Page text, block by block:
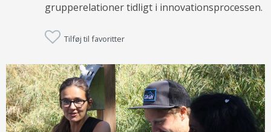
grupperelationer tidligt i innovationsprocessen.
Tilføj til favoritter